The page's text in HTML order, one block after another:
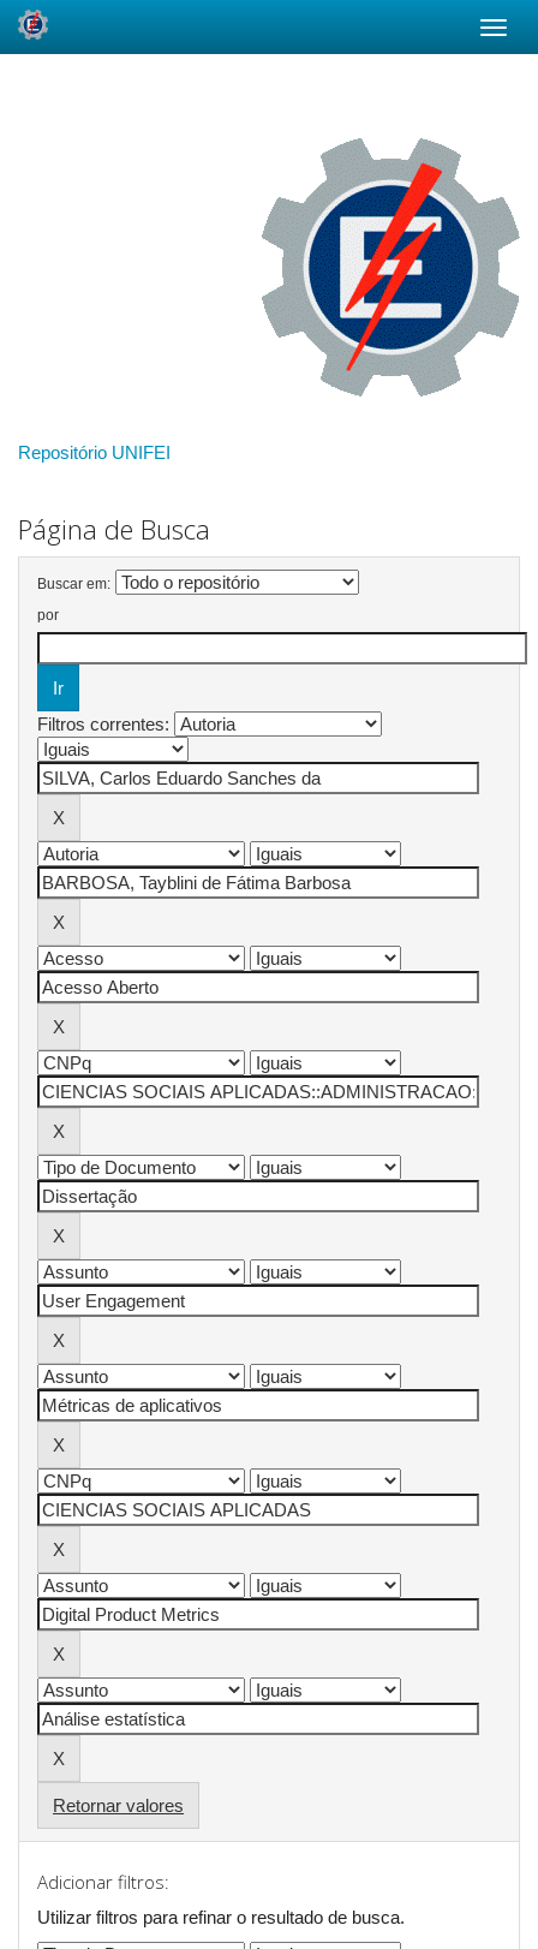
Repositório UNIFEI
Página de Busca
Buscar em:
por
Filtros correntes:
Retornar valores
Adicionar filtros:
Utilizar filtros para refinar o resultado de busca.